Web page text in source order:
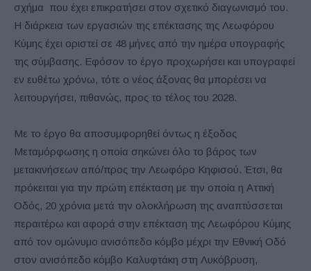
σχήμα που έχει επικρατήσει στον σχετικό διαγωνισμό του.
Η διάρκεια των εργασιών της επέκτασης της Λεωφόρου
Κύμης έχει οριστεί σε 48 μήνες από την ημέρα υπογραφής
της σύμβασης. Εφόσον το έργο προχωρήσει και υπογραφεί
εν ευθέτω χρόνω, τότε ο νέος άξονας θα μπορέσει να
λειτουργήσει, πιθανώς, προς το τέλος του 2028.
Με το έργο θα αποσυμφορηθεί όντως η έξοδος
Μεταμόρφωσης η οποία σηκώνει όλο το βάρος των
μετακινήσεων από/προς την Λεωφόρο Κηφισού. Έτσι, θα
πρόκειται για την πρώτη επέκταση με την οποία η Αττική
Οδός, 20 χρόνια μετά την ολοκλήρωση της αναπτύσσεται
περαιτέρω και αφορά στην επέκταση της Λεωφόρου Κύμης
από τον ομώνυμο ανισόπεδο κόμβο μέχρι την Εθνική Οδό
στον ανισόπεδο κόμβο Καλυφτάκη στη Λυκόβρυση,